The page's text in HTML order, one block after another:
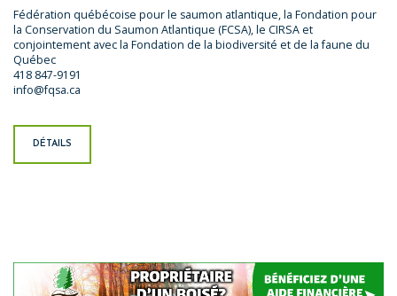
Fédération québécoise pour le saumon atlantique, la Fondation pour
la Conservation du Saumon Atlantique (FCSA), le CIRSA et
conjointement avec la Fondation de la biodiversité et de la faune du
Québec
418 847-9191
info@fqsa.ca
DÉTAILS